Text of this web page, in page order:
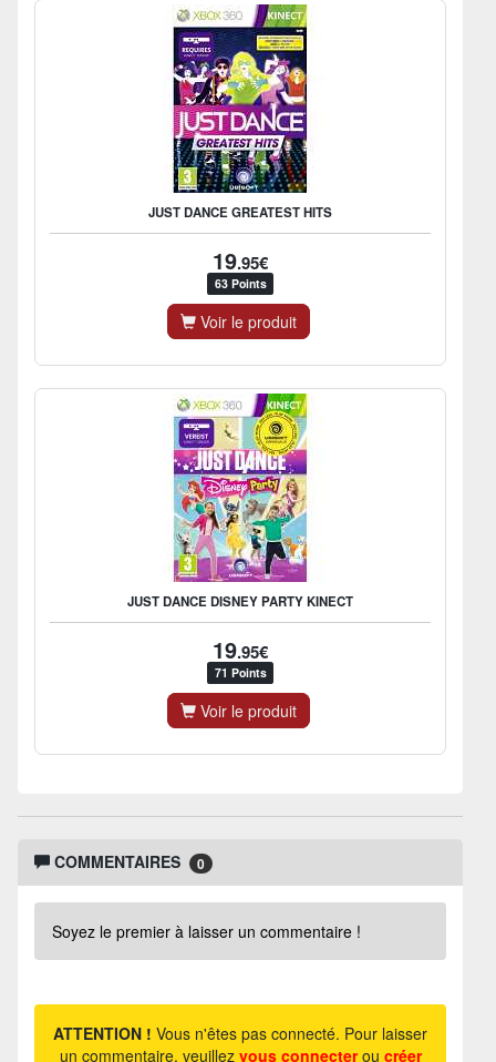
JUST DANCE GREATEST HITS
19.95€
63 Points
Voir le produit
JUST DANCE DISNEY PARTY KINECT
19.95€
71 Points
Voir le produit
COMMENTAIRES 0
Soyez le premier à laisser un commentaire !
ATTENTION ! Vous n'êtes pas connecté. Pour laisser
un commentaire, veuillez vous connecterou créer